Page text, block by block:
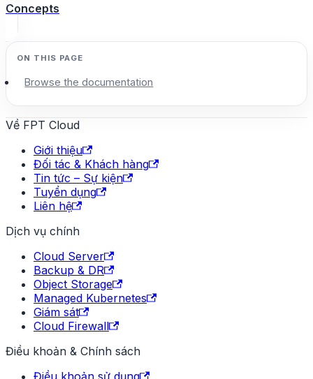
Concepts
Browse the documentation
Về FPT Cloud
Giới thiệu
Đối tác & Khách hàng
Tin tức – Sự kiện
Tuyển dụng
Liên hệ
Dịch vụ chính
Cloud Server
Backup & DR
Object Storage
Managed Kubernetes
Giám sát
Cloud Firewall
Điều khoản & Chính sách